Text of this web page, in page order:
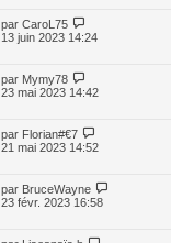
par CaroL75
13 juin 2023 14:24
par Mymy78
23 mai 2023 14:42
par Florian#€7
21 mai 2023 14:52
par BruceWayne
23 févr. 2023 16:58